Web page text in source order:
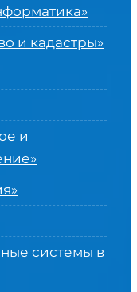
и кадастры»
и
системы в